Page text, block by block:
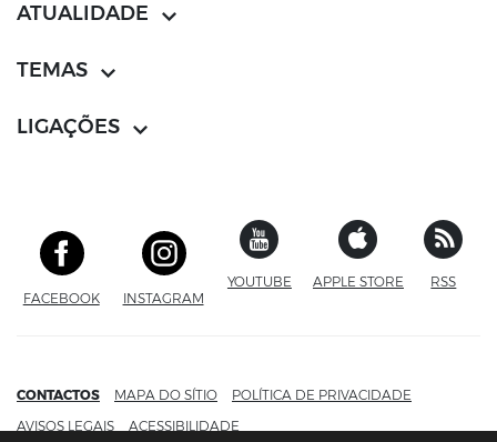
ATUALIDADE
TEMAS
LIGAÇÕES
FACEBOOKSITE EXTERNO
INSTAGRAM
YOUTUBE SITE EXTERNO
APPLE STORE SITERSS
CONTACTOS MAPA DO SÍTIO
POLÍTICA DE PRIVACIDADE
AVISOS LEGAIS
ACESSIBILIDADE